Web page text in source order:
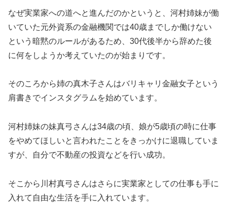
なぜ実業家への道へと進んだのかというと、河村姉妹が働
いていた元外資系の金融機関では40歳までしか働けない
という暗黙のルールがあるため、30代後半から辞めた後
に何をしようか考えていたのが始まりです。
そのころから姉の真木子さんはバリキャリ金融女子という
肩書きでインスタグラムを始めています。
河村姉妹の妹真弓さんは34歳の頃、娘が5歳頃の時に仕事
をやめてほしいと言われたことをきっかけに退職していま
すが、自分で不動産の投資などを行い成功。
そこから川村真弓さんはさらに実業家としての仕事も手に
入れて自由な生活を手に入れています。